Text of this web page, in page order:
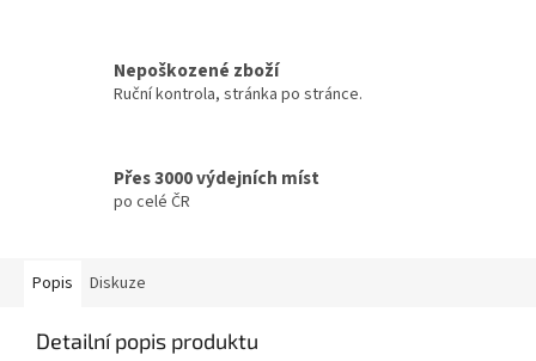
Nepoškozené zboží
Ruční kontrola, stránka po stránce.
Přes 3000 výdejních míst
po celé ČR
Popis Diskuze
Detailní popis produktu